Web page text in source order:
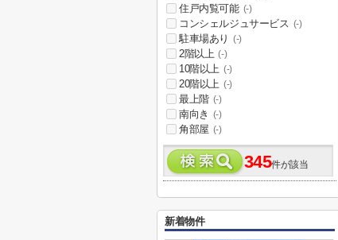
住戸内覧可能 (-)
コンシェルジュサービス (-)
駐車場あり (-)
2階以上 (-)
10階以上 (-)
20階以上 (-)
最上階 (-)
南向き (-)
角部屋 (-)
345件が該当
新着物件